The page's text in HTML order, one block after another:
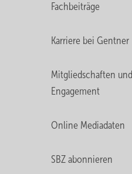
Fachbeiträge
Karriere bei Gentner
Mitgliedschaften und
Engagement
Online Mediadaten
SBZ abonnieren